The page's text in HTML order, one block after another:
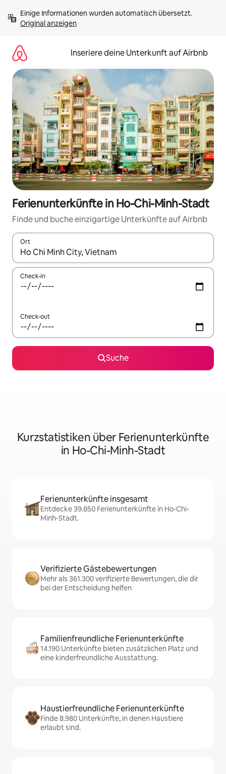
Inhalten
springenOriginal anzeigen
Inseriere deine Unterkunft auf Airbnb
Ferienunterkünfte in Ho-Chi-Minh-Stadt
Finde und buche einzigartige Unterkünfte auf Airbnb
Ort
Wenn Ergebnisse verfügbar sind, navigiere mit den
Check-in
Check-out
Suche
Kurzstatistiken über Ferienunterkünfte
in Ho-Chi-Minh-Stadt
Ferienunterkünfte insgesamt
Entdecke 39.850 Ferienunterkünfte in Ho-Chi-
Minh-Stadt.
Verifizierte Gästebewertungen
Mehr als 361.300 verifizierte Bewertungen, die dir
bei der Entscheidung helfen
Familienfreundliche Ferienunterkünfte
14.190 Unterkünfte bieten zusätzlichen Platz und
eine kinderfreundliche Ausstattung.
Haustierfreundliche Ferienunterkünfte
Finde 8.980 Unterkünfte, in denen Haustiere
erlaubt sind.